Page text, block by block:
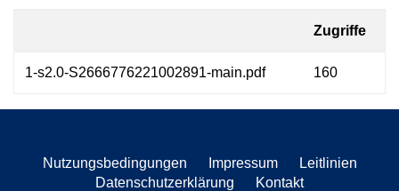
Zugriffe
1-s2.0-S2666776221002891-main.pdf 160
Nutzungsbedingungen Impressum
Leitlinien
Datenschutzerklärung
Kontakt